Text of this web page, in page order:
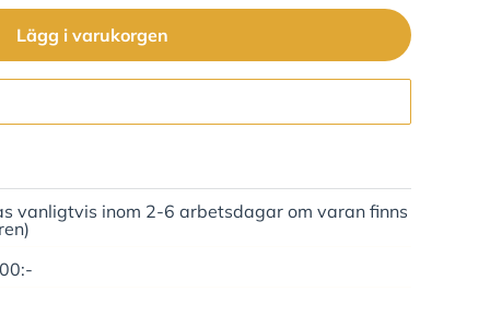
Lägg i varukorgen
vanligtvis inom 2-6 arbetsdagar om varan finns